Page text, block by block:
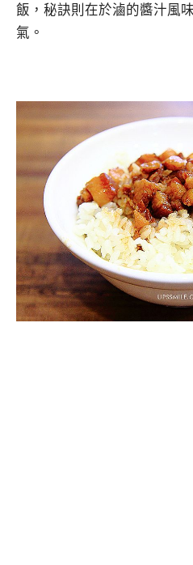
飯，秘訣則在於滷的醬汁風
氣。